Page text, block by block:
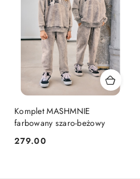
Komplet MASHMNIE
farbowany szaro-beżowy
Cena:
279.00